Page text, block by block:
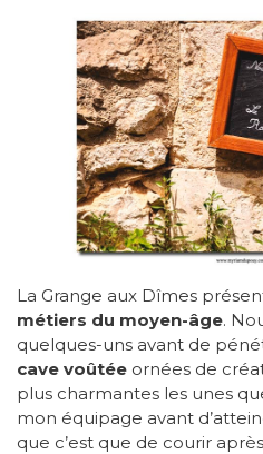
La Grange aux Dîmes
métiers du moyen-âge.
quelques-uns avant de
cave voûtée ornées de
plus charmantes les unes
mon équipage avant
que c’est que de courir